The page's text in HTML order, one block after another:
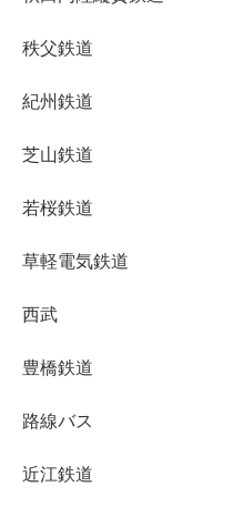
秩父鉄道
紀州鉄道
芝山鉄道
若桜鉄道
草軽電気鉄道
西武
豊橋鉄道
路線バス
近江鉄道